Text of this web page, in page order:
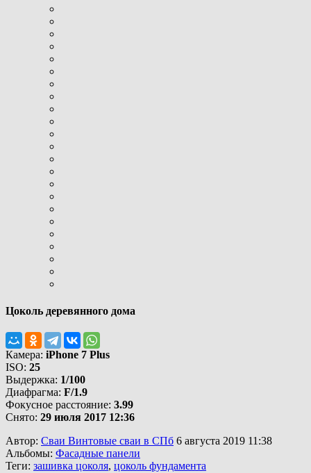
Цоколь деревянного дома
Камера: iPhone 7 Plus
ISO: 25
Выдержка: 1/100
Диафрагма: F/1.9
Фокусное расстояние: 3.99
Снято: 29 июля 2017 12:36
Автор: Сваи Винтовые сваи в СПб 6 августа 2019 11:38
Альбомы: Фасадные панели
Теги: зашивка цоколя, цоколь фундамента